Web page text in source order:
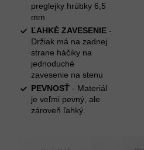
preglejky hrúbky 6,5
mm
ĽAHKÉ ZAVESENIE -
Držiak má na zadnej
strane háčiky na
jednoduché
zavesenie na stenu
PEVNOSŤ - Materiál
je veľmi pevný, ale
zároveň ľahký.